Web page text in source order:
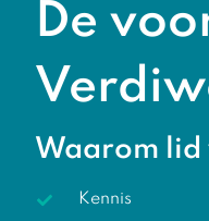
De
Waarom
Kennis